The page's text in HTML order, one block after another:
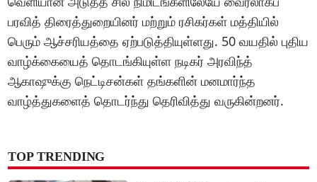
பரவித் திரைத்துறையினர் மற்றும் ரசிகர்கள் மத்தியில்
பெரும் ஆச்சரியத்தை ஏற்படுத்தியுள்ளது. 50 வயதில் புதிய
வாழ்க்கையைத் தொடங்கியுள்ள நடிகர் அரவிந்த்
ஆகாஷுக்கு நெட்டிசன்கள் தங்களின் மனமார்ந்த
வாழ்த்துகளைத் தொடர்ந்து தெரிவித்து வருகின்றனர்.
TOP TRENDING